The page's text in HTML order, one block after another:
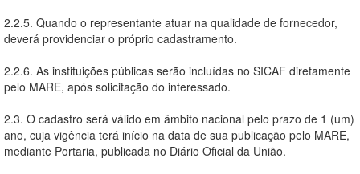
2.2.5. Quando o representante atuar na qualidade de fornecedor,
deverá providenciar o próprio cadastramento.
2.2.6. As instituições públicas serão incluídas no SICAF diretamente
pelo MARE, após solicitação do interessado.
2.3. O cadastro será válido em âmbito nacional pelo prazo de 1 (um)
ano, cuja vigência terá início na data de sua publicação pelo MARE,
mediante Portaria, publicada no Diário Oficial da União.